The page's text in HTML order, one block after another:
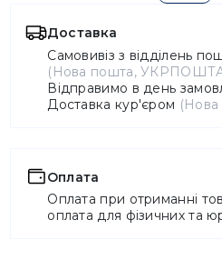
Доставка
Самовивіз з відділень
(Нова пошта,
Відправимо в день
Доставка кур'єром (Нова
Оплата
Оплата при отриманні
оплата для фізичних та